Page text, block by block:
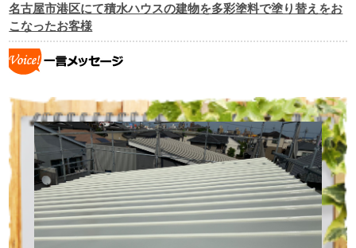
名古屋市港区にて積水ハウスの建物を多彩塗料で塗り替えをお
こなったお客様